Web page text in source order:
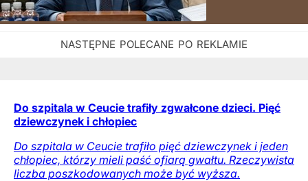
Do szpitala w Ceucie trafiły zgwałcone dzieci. Pięć
dziewczynek i chłopiec
Do szpitala w Ceucie trafiło pięć dziewczynek i jeden
chłopiec, którzy mieli paść ofiarą gwałtu. Rzeczywista
liczba poszkodowanych może być wyższa.